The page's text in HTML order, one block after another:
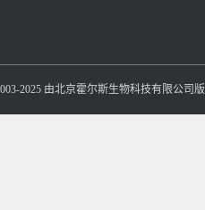
2025 由北京霍尔斯生物科技有限公司